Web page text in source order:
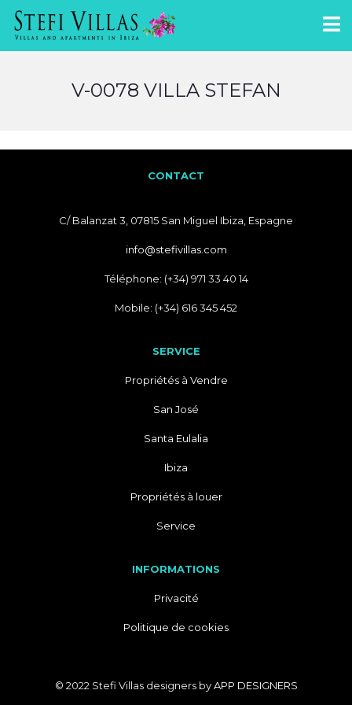
V-0078 VILLA STEFAN
CONTACT
C/ Balanzat 3, 07815 San Miguel Ibiza, Espagne
info@stefivillas.com
Téléphone: (+34) 971 33 40 14
Mobile: (+34) 616 345 452
SERVICE
Propriétés à Vendre
San José
Santa Eulalia
Ibiza
Propriétés à louer
Service
INFORMATIONS
Privacité
Politique de cookies
© 2022 Stefi Villas designers byAPP DESIGNERS